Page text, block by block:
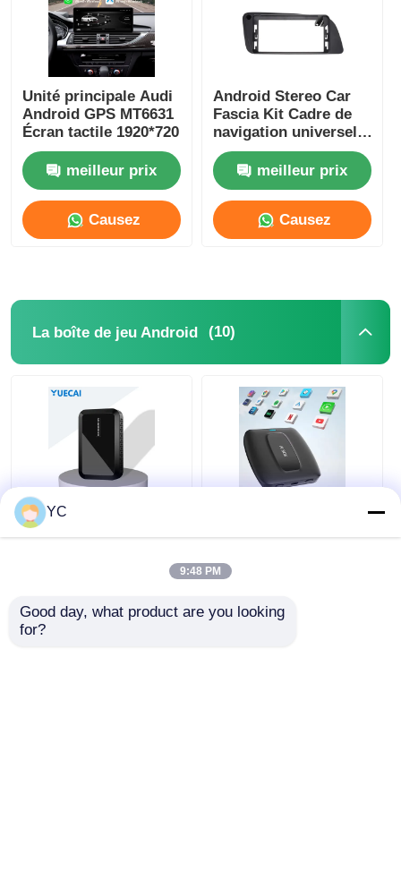
Unité principale Audi
Android GPS MT6631
Écran tactile 1920*720
meilleur prix
Causez
Android Stereo Car
Fascia Kit Cadre de
navigation universel
de voiture 12,3
pouces Pour Audi Q3
/ Q5 / Q7
meilleur prix
Causez
La boîte de jeu Android (10)
Boîte USB Android
Carplay câblée à la
automatique AI boîte
HDMI HD
Android Auto AI Box
YC
9:48 PM
Good day, what product are you looking
for?